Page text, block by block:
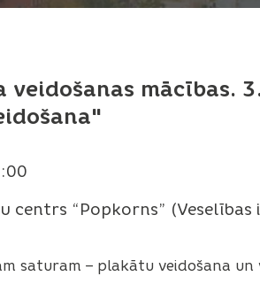
mācības.
centrs “Popkorns” (Veselības
saturam – plakātu veidošana